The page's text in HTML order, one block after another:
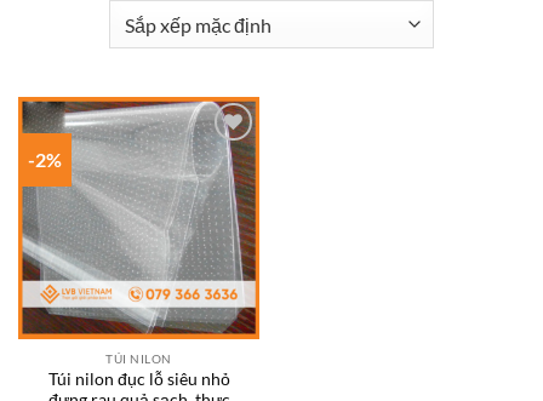
-2%
Add to
wishlist
TÚI NILON
Túi nilon đục lỗ siêu nhỏ